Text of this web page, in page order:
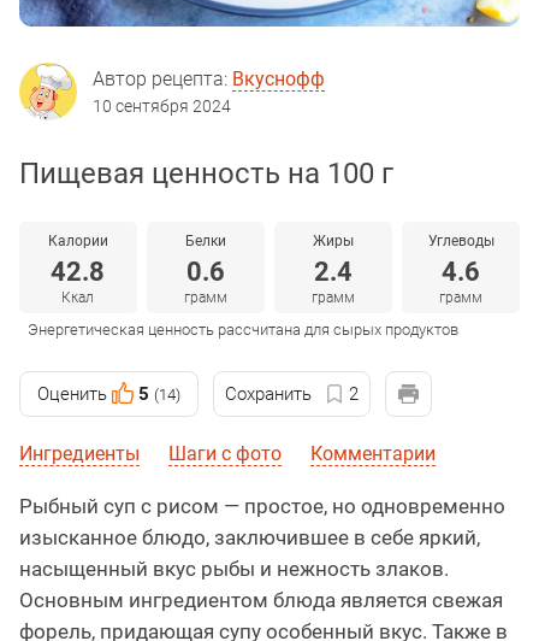
Автор рецепта: Вкуснофф
10 сентября 2024
Пищевая ценность на 100 г
Калории
42.8
Ккал
Белки
0.6
грамм
Жиры
2.4
грамм
Углеводы
4.6
грамм
Энергетическая ценность рассчитана для сырых продуктов
Оценить 5 (14) Сохранить 2
Ингредиенты Шаги с фото Комментарии
Рыбный суп с рисом — простое, но одновременно
изысканное блюдо, заключившее в себе яркий,
насыщенный вкус рыбы и нежность злаков.
Основным ингредиентом блюда является свежая
форель, придающая супу особенный вкус. Также в